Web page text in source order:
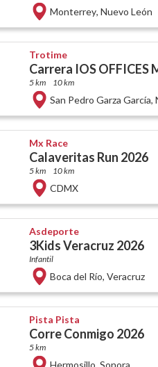
Monterrey, Nuevo León
Trotime
Carrera IOS OFFICES
5 km 10 km
San Pedro Garza García,
Mx Race
Calaveritas Run 2026
5 km 10 km
CDMX
Asdeporte
3Kids Veracruz 2026
Infantil
Boca del Río, Veracruz
Pista Pista
Corre Conmigo 2026
5 km
Hermosillo Sonora